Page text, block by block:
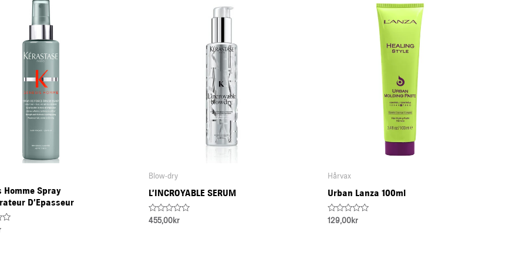
Homme Spray
D’Epasseur
Blow-dry
L’INCROYABLE SERUM
Rated
455,00kr
Hårvax
Urban Lanza 100ml
Rated
129,00kr